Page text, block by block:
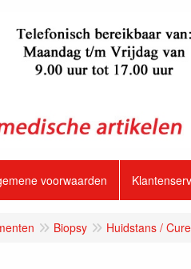
voorwaarden
Biopsy Huidstans /